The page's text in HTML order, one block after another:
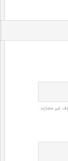
غیر مجازند.